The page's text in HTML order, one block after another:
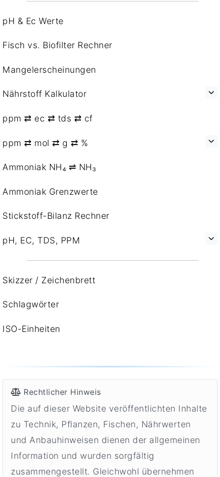
pH & Ec Werte
Fisch vs. Biofilter Rechner
Mangelerscheinungen
Nährstoff Kalkulator
ppm ⇄ ec ⇄ tds ⇄ cf
ppm ⇄ mol ⇄ g ⇄ %
Ammoniak NH₄ ⇌ NH₃
Ammoniak Grenzwerte
Stickstoff-Bilanz Rechner
pH, EC, TDS, PPM
Skizzer / Zeichenbrett
Schlagwörter
ISO-Einheiten
Rechtlicher Hinweis
Die auf dieser Website veröffentlichten Inhalte
zu Technik, Pflanzen, Fischen, Nährwerten
und Anbauhinweisen dienen der allgemeinen
Information und wurden sorgfältig
zusammengestellt. Gleichwohl übernehmen